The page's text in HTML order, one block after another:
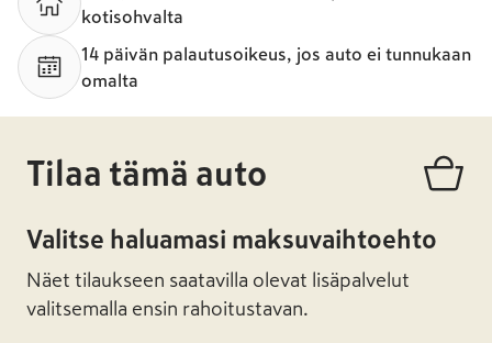
kotisohvalta
14 päivän palautusoikeus, jos auto ei tunnukaan
omalta
Tilaa tämä auto
Valitse haluamasi maksuvaihtoehto
Näet tilaukseen saatavilla olevat lisäpalvelut
valitsemalla ensin rahoitustavan.